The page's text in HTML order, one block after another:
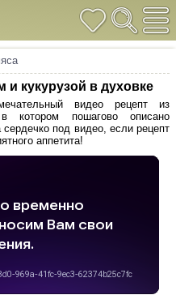
кукурузой в духовке
видео рецепт из
котором пошагово описано
под видео, если рецепт
аппетита!